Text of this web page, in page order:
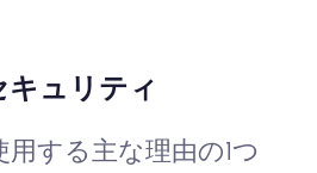
キュリティ
用する主な理由の1つ